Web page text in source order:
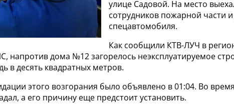
улице Садовой. На место
сотрудников пожарной части и
спецавтомобиля.
Как сообщили КТВ-ЛУЧ в
напротив дома №12 загорелось неэксплуатируемое
в десять квадратных метров.
этого возгорания было объявлено в 01:04. Во
а его причину еще предстоит установить.